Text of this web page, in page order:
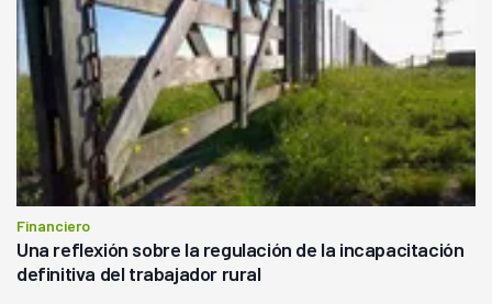
Financiero
Una reflexión sobre la regulación de la incapacitación
definitiva del trabajador rural